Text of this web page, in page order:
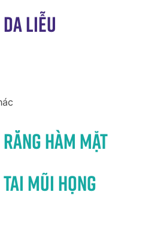
da liễu
hàm mặt
mũi họng